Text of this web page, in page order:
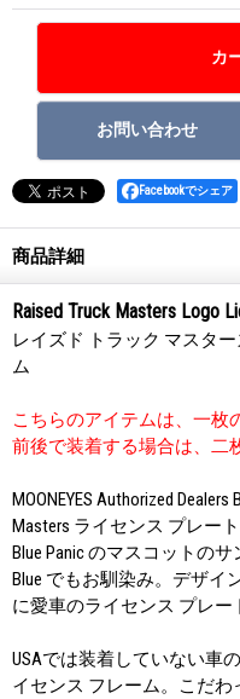
Facebookでシェア
商品詳細
Raised Truck Masters Logo
レイズド トラック マスタ
ム
こちらのアイテムは、一枚
前後で装着する場合は、二
MOONEYES Authorized
Masters ライセンス プレー
Blue Panic のマスコットの
Blue でもお馴染み。デザイ
に愛車のライセンス プレー
USAでは装着していない車
イセンス フレーム。こだ